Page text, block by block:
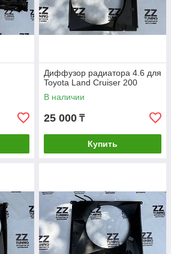
Диффузор радиатора 4.6 для
Toyota Land Cruiser 200
В наличии
25 000 ₸
Купить